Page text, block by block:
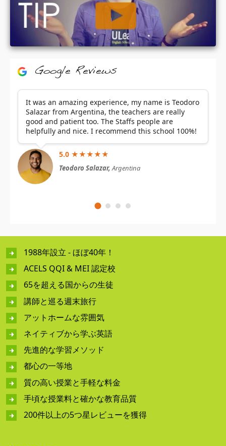
Google Reviews
It was an amazing experience, my name is Teodoro
Salazar from Argentina, the teachers are really
good and patient too. The Staffs people are
helpfully and nice. I recommend this school 100%!
5.0 ★★★★★
Teodoro Salazar,Argentina
1988年設立 - ほぼ40年！
ACELS QQI & MEI 認定校
65を超える国からの生徒
講師と巡る週末旅行
アットホームな雰囲気
ネイティブから学ぶ英語
先進的な学習メソッド
都心の一等地
質の高い授業と手軽な料金
手頃な授業料と確かな教育品質
200件以上の5つ星レビューを獲得